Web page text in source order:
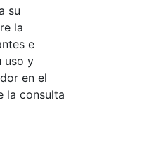
su
la
e
uso y
en el
la consulta